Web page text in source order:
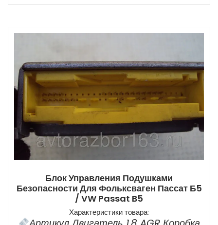
Блок Управления Подушками
Безопасности Для Фольксваген Пассат Б5
/ VW Passat B5
Характеристики товара: